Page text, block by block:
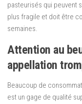
pasteurisés qui peuvent
plus fragile et doit être
semaines.
Attention au
appellation
Beaucoup de
est un gage de qualité